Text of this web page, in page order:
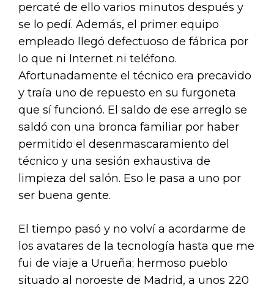
percaté de ello varios minutos después y
se lo pedí. Además, el primer equipo
empleado llegó defectuoso de fábrica por
lo que ni Internet ni teléfono.
Afortunadamente el técnico era precavido
y traía uno de repuesto en su furgoneta
que sí funcionó. El saldo de ese arreglo se
saldó con una bronca familiar por haber
permitido el desenmascaramiento del
técnico y una sesión exhaustiva de
limpieza del salón. Eso le pasa a uno por
ser buena gente.
El tiempo pasó y no volví a acordarme de
los avatares de la tecnología hasta que me
fui de viaje a Urueña; hermoso pueblo
situado al noroeste de Madrid, a unos 220